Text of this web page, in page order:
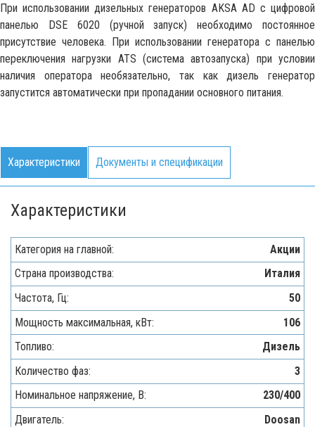
При использовании дизельных генераторов AKSA AD с цифровой
панелью DSE 6020 (ручной запуск) необходимо постоянное
присутствие человека. При использовании генератора с панелью
переключения нагрузки ATS (система автозапуска) при условии
наличия оператора необязательно, так как дизель генератор
запустится автоматически при пропадании основного питания.
Характеристики Документы и спецификации
Характеристики
Категория на главной:
Акции
Страна производства:
Италия
Частота, Гц:
50
Мощность максимальная, кВт:
106
Топливо:
Дизель
Количество фаз:
3
Номинальное напряжение, В:
230/400
Двигатель:
Doosan